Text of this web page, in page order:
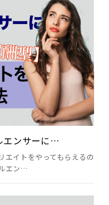
エンサーに…
エイトをやってもらえるの
エン…